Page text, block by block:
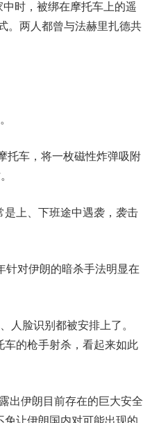
时，被绑在摩托车上的遥
。 两人都曾与法赫里扎德共
车，将一枚磁性炸弹吸附
上、下班途中遇袭，袭击
对伊朗的暗杀手法明显在
人脸识别都被安排上了。
的枪手射杀，看起来如此
出伊朗目前存在的巨大安全
让伊朗国内对可能出现的